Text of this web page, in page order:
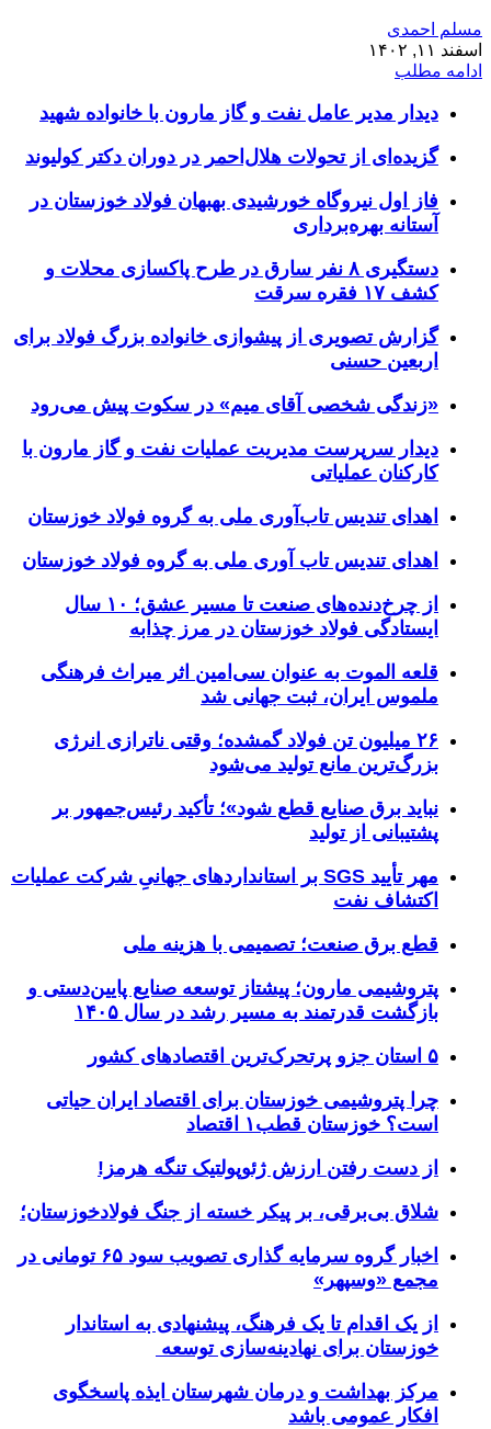
مسلم احمدی
اسفند ۱۱, ۱۴۰۲
ادامه مطلب
دیدار مدیر عامل نفت و گاز مارون با خانواده شهید
گزیده‌ای از تحولات هلال‌احمر در دوران دکتر کولیوند
فاز اول نیروگاه خورشیدی بهبهان فولاد خوزستان در
آستانه بهره‌برداری
دستگیری ۸ نفر سارق در طرح پاکسازی محلات و
کشف ۱۷ فقره سرقت
گزارش تصویری از پیشوازی خانواده بزرگ فولاد برای
اربعین حسنی
«زندگی شخصی آقای میم» در سکوت پیش می‌رود
دیدار سرپرست مدیریت عملیات نفت و گاز مارون با
کارکنان عملیاتی
اهدای تندیس تاب‌آوری ملی به گروه فولاد خوزستان
اهدای تندیس تاب آوری ملی به گروه فولاد خوزستان
از چرخ‌دنده‌های صنعت تا مسیر عشق؛ ۱۰ سال
ایستادگی فولاد خوزستان در مرز چذابه
قلعه الموت به عنوان سی‌امین اثر میراث‌ فرهنگی
ملموس ایران، ثبت جهانی شد
۲۶ میلیون تن فولاد گمشده؛ وقتی ناترازی انرژی
بزرگ‌ترین مانع تولید می‌شود
نباید برق صنایع قطع شود»؛ تأکید رئیس‌جمهور بر
پشتیبانی از تولید
مهر تأیید SGS بر استانداردهای جهانیِ شرکت عملیات
اکتشاف نفت
قطع برق صنعت؛ تصمیمی با هزینه ملی
پتروشیمی مارون؛ پیشتاز توسعه صنایع پایین‌دستی و
بازگشت قدرتمند به مسیر رشد در سال ۱۴۰۵
۵ استان جزو پرتحرک‌ترین اقتصاد‌های کشور
چرا پتروشیمی خوزستان برای اقتصاد ایران حیاتی
است؟ خوزستان قطب۱ اقتصاد
از دست رفتن ارزش ژئوپولتیک تنگه هرمز!
شلاق‌ بی‌برقی، بر پیکر خسته‌ از جنگ فولادخوزستان؛
اخبار گروه سرمایه گذاری تصویب سود ۶۵ تومانی در
مجمع «وسپهر»
از یک اقدام تا یک فرهنگ، پیشنهادی به استاندار
خوزستان برای نهادینه‌سازی توسعه
مرکز بهداشت و درمان شهرستان ایذه پاسخگوی
افکار عمومی باشد